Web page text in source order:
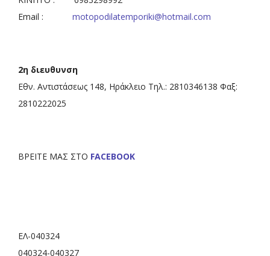
Email : motopodilatemporiki@hotmail.com
2η διευθυνση
Εθν. Αντιστάσεως 148, Ηράκλειο Τηλ.: 2810346138 Φαξ:
2810222025
ΒΡΕΙΤΕ ΜΑΣ ΣΤΟ FACEBOOK
ΕΛ-040324
040324-040327